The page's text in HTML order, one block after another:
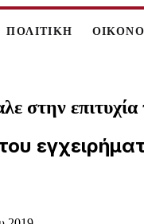
ΠΟΛΙΤΙΚΗ
στην